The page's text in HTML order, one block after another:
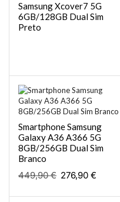
Samsung Xcover7 5G
6GB/128GB Dual Sim
Preto
Smartphone Samsung
Galaxy A36 A366 5G
8GB/256GB Dual Sim
Branco
449,90€ 276,90 €